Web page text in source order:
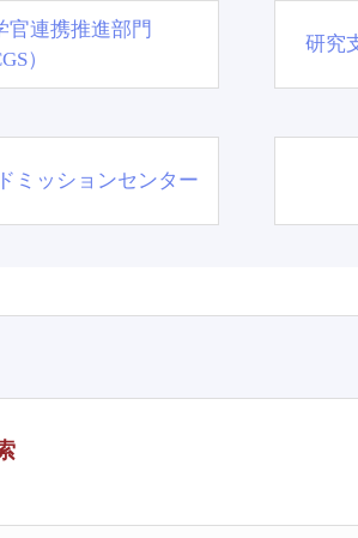
官連携推進部門
）
研究
ミッションセンター